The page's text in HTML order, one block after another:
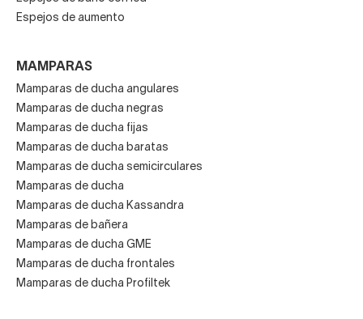
Espejos de aumento
MAMPARAS
Mamparas de ducha angulares
Mamparas de ducha negras
Mamparas de ducha fijas
Mamparas de ducha baratas
Mamparas de ducha semicirculares
Mamparas de ducha
Mamparas de ducha Kassandra
Mamparas de bañera
Mamparas de ducha GME
Mamparas de ducha frontales
Mamparas de ducha Profiltek